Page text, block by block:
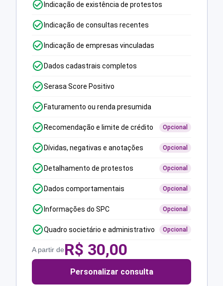
Indicação de existência de protestos
Indicação de consultas recentes
Indicação de empresas vinculadas
Dados cadastrais completos
Serasa Score Positivo
Faturamento ou renda presumida
Recomendação e limite de crédito Opcional
Dívidas, negativas e anotações Opcional
Detalhamento de protestos Opcional
Dados comportamentais Opcional
Informações do SPC Opcional
Quadro societário e administrativo Opcional
A partir deR$ 30,00
Personalizar consulta